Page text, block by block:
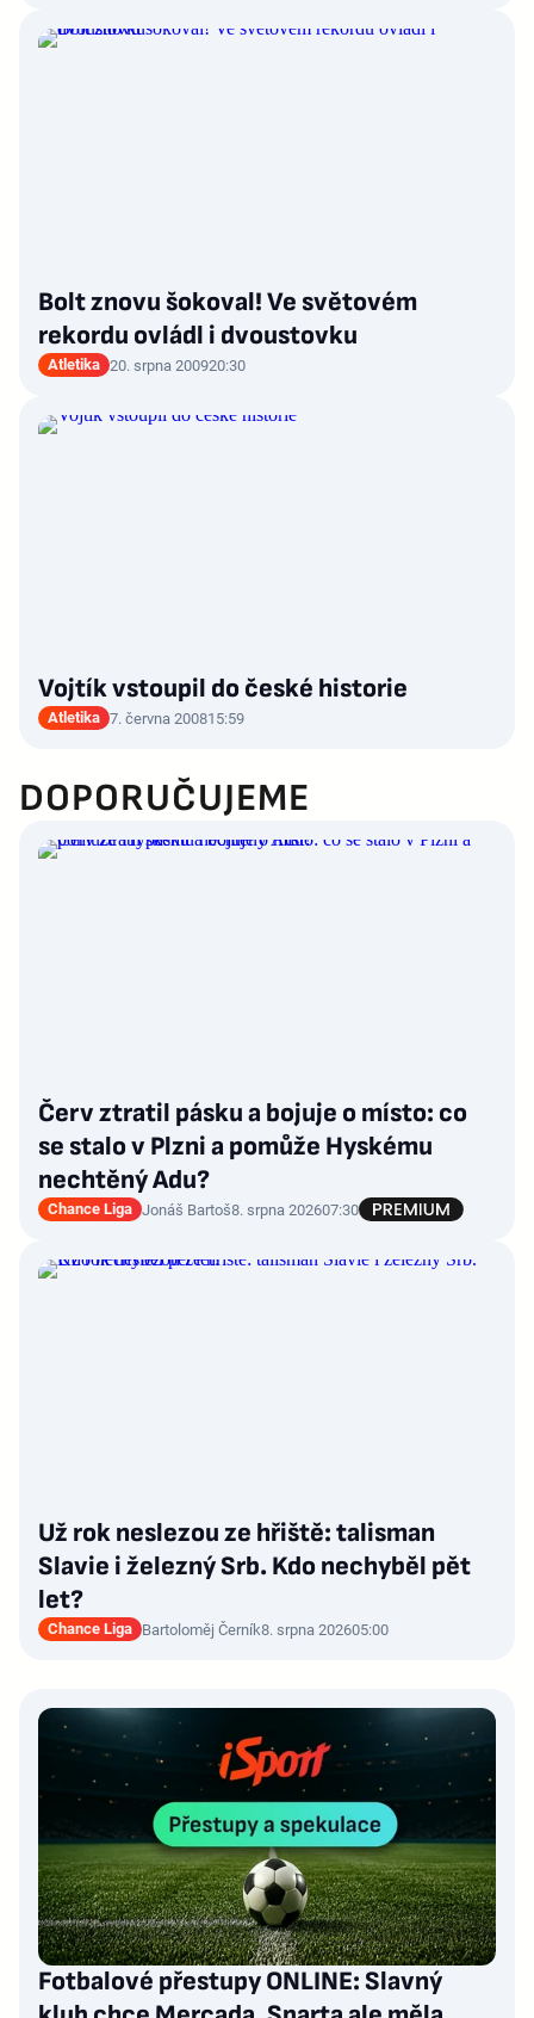
Bolt znovu šokoval! Ve světovém
rekordu ovládl i dvoustovku
Atletika 20. srpna 200920:30
Vojtík vstoupil do české historie
Atletika 7. června 200815:59
DOPORUČUJEME
Červ ztratil pásku a bojuje o místo: co
se stalo v Plzni a pomůže Hyskému
nechtěný Adu?
Chance Liga Jonáš Bartoš8. srpna 202607:30
Už rok neslezou ze hřiště: talisman
Slavie i železný Srb. Kdo nechyběl pět
let?
Chance Liga Bartoloměj Černík8. srpna 202605:00
Fotbalové přestupy ONLINE: Slavný